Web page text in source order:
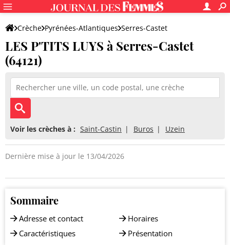
Crèche Pyrénées-Atlantiques Serres-Castet
LES P'TITS LUYS
LES P'TITS LUYS à Serres-Castet
(64121)
Voir les crèches à : Saint-Castin Buros Uzein
Dernière mise à jour le 13/04/2026
Sommaire
Adresse et contact
Caractéristiques
Horaires
Présentation